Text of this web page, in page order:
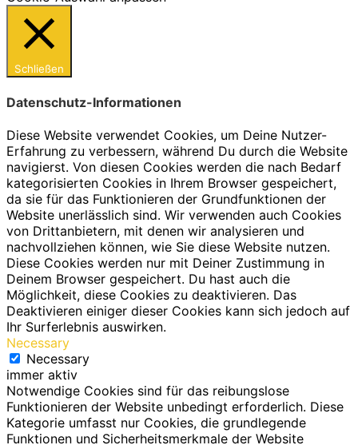
Schließen
Datenschutz-Informationen
Diese Website verwendet Cookies, um Deine Nutzer-
Erfahrung zu verbessern, während Du durch die Website
navigierst. Von diesen Cookies werden die nach Bedarf
kategorisierten Cookies in Ihrem Browser gespeichert,
da sie für das Funktionieren der Grundfunktionen der
Website unerlässlich sind. Wir verwenden auch Cookies
von Drittanbietern, mit denen wir analysieren und
nachvollziehen können, wie Sie diese Website nutzen.
Diese Cookies werden nur mit Deiner Zustimmung in
Deinem Browser gespeichert. Du hast auch die
Möglichkeit, diese Cookies zu deaktivieren. Das
Deaktivieren einiger dieser Cookies kann sich jedoch auf
Ihr Surferlebnis auswirken.
Necessary
Necessary
immer aktiv
Notwendige Cookies sind für das reibungslose
Funktionieren der Website unbedingt erforderlich. Diese
Kategorie umfasst nur Cookies, die grundlegende
Funktionen und Sicherheitsmerkmale der Website